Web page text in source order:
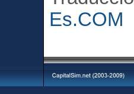
Es.COM